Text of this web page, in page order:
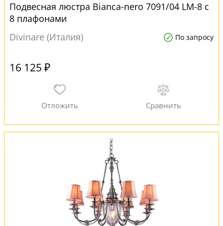
Подвесная люстра Bianca-nero 7091/04 LM-8 с
8 плафонами
Divinare (Италия)
По запросу
16 125 ₽